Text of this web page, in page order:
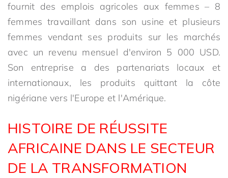
fournit des emplois agricoles aux femmes – 8
femmes travaillant dans son usine et plusieurs
femmes vendant ses produits sur les marchés
avec un revenu mensuel d'environ 5 000 USD.
Son entreprise a des partenariats locaux et
internationaux, les produits quittant la côte
nigériane vers l'Europe et l'Amérique.
HISTOIRE DE RÉUSSITE
AFRICAINE DANS LE SECTEUR
DE LA TRANSFORMATION